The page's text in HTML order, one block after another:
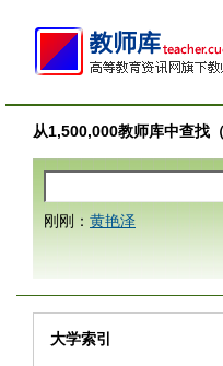
从1,500,000教师库中查找
刚刚： 黄艳泽
大学索引